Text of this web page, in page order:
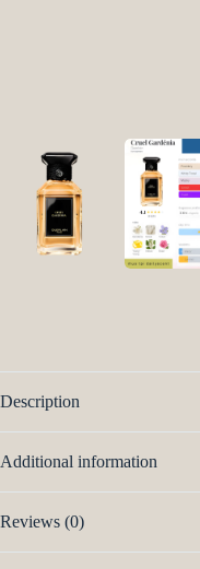
Description
Additional information
Reviews (0)